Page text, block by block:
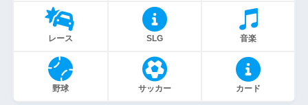
レース SLG 音楽
野球 サッカー カード